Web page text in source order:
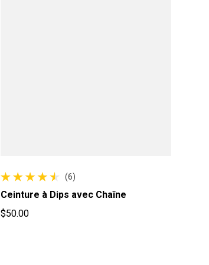
(6)
6 avis au total
Ceinture à Dips avec Chaîne
$50.00